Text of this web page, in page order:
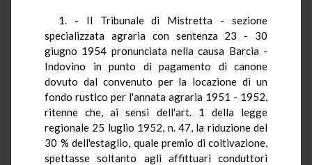
1. - Il Tribunale di Mistretta - sezione
specializzata agraria con sentenza 23 - 30
giugno 1954 pronunciata nella causa Barcia -
Indovino in punto di pagamento di canone
dovuto dal convenuto per la locazione di un
fondo rustico per l'annata agraria 1951 - 1952,
ritenne che, ai sensi dell'art. 1 della legge
regionale 25 luglio 1952, n. 47, la riduzione del
30 % dell'estaglio, quale premio di coltivazione,
spettasse soltanto agli affittuari conduttori